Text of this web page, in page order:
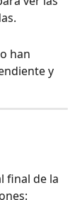
han
y
final de la